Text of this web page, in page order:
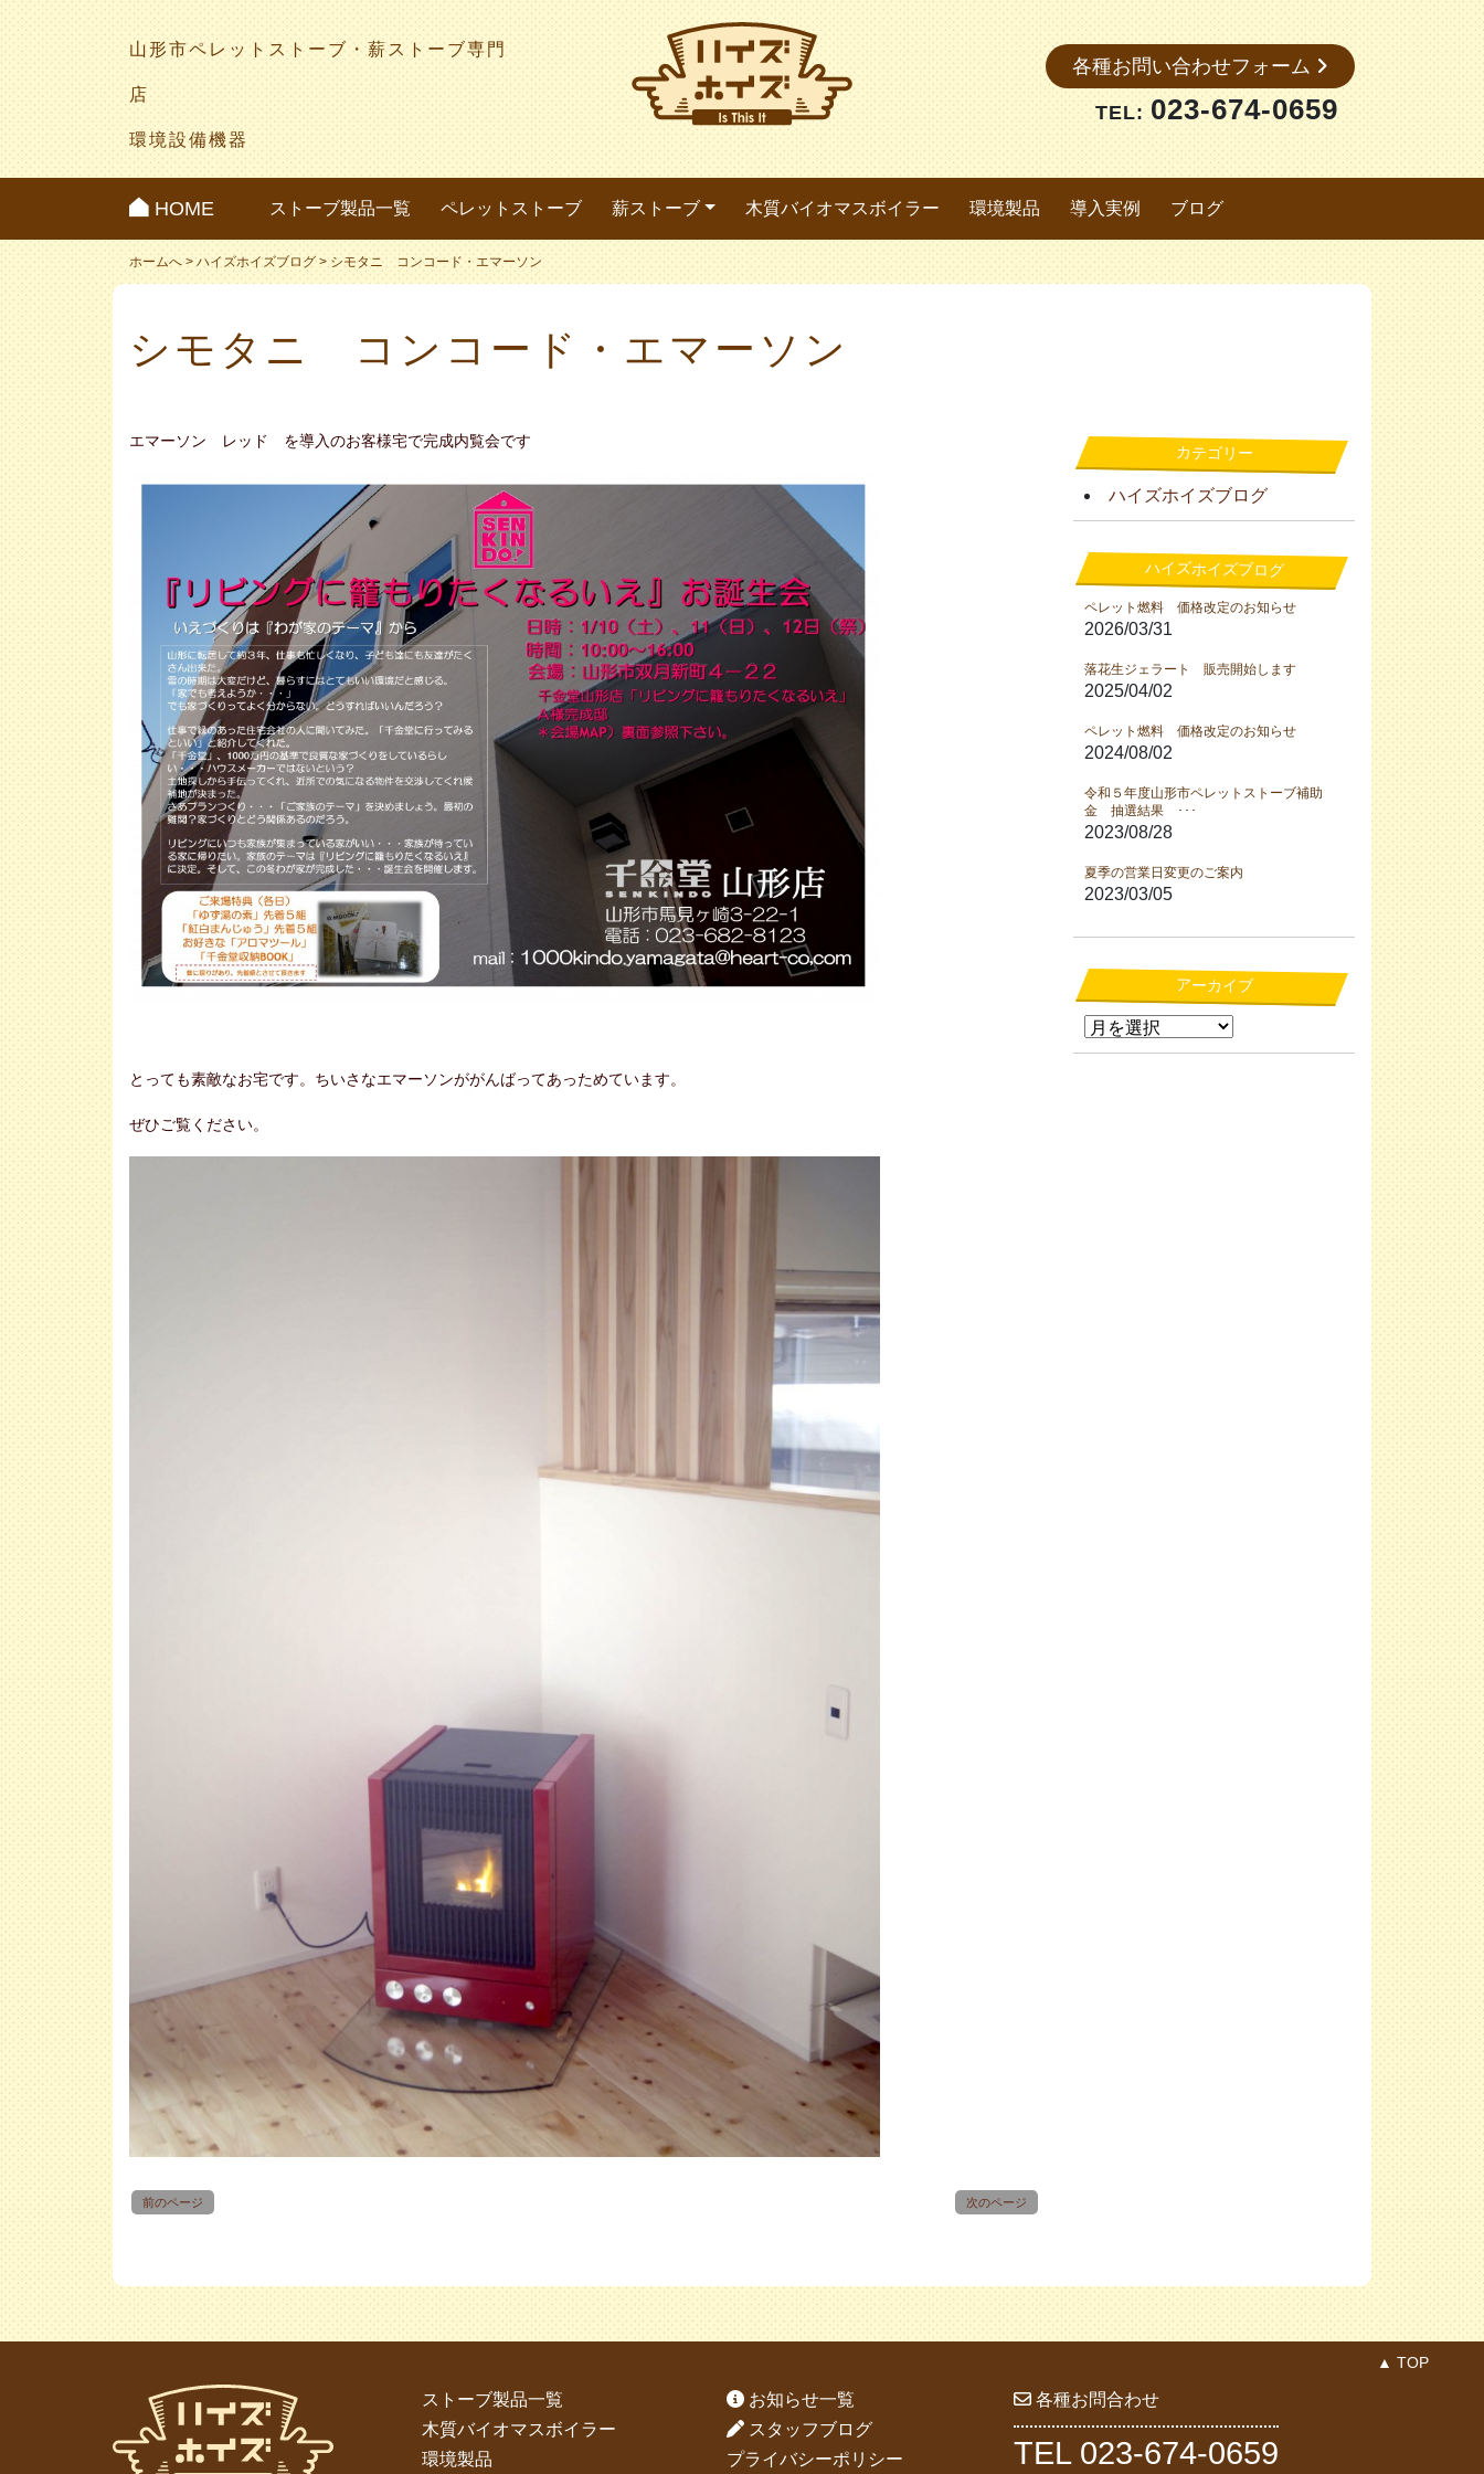
山形市ペレットストーブ・薪ストーブ専門
店
環境設備機器
各種お問い合わせフォーム
TEL:023-674-0659
HOME ストーブ製品一覧 ペレットストーブ 薪ストーブ 木質バイオマスボイラー 環境製品 導入実例 ブログ
ホームへ>ハイズホイズブログ>シモタニ コンコード・エマーソン
シモタニ コンコード・エマーソン
エマーソン レッド を導入のお客様宅で完成内覧会です
とっても素敵なお宅です。ちいさなエマーソンががんばってあっためています。
ぜひご覧ください。
前のページ 次のページ
カテゴリー
ハイズホイズブログ
ハイズホイズブログ
ペレット燃料 価格改定のお知らせ
2026/03/31
落花生ジェラート 販売開始します
2025/04/02
ペレット燃料 価格改定のお知らせ
2024/08/02
令和５年度山形市ペレットストーブ補助
金 抽選結果 ･･･
2023/08/28
夏季の営業日変更のご案内
2023/03/05
アーカイブ
▲ TOP
ストーブ製品一覧
木質バイオマスボイラー
環境製品
お知らせ一覧
スタッフブログ
プライバシーポリシー
各種お問合わせ
TEL 023-674-0659